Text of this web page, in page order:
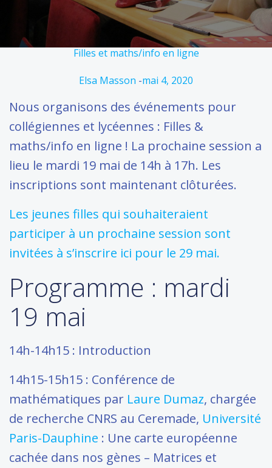
Filles et maths/info en ligne
Elsa Masson -mai 4, 2020
Nous organisons des événements pour
collégiennes et lycéennes : Filles &
maths/info en ligne ! La prochaine session a
lieu le mardi 19 mai de 14h à 17h. Les
inscriptions sont maintenant clôturées.
Les jeunes filles qui souhaiteraient
participer à un prochaine session sont
invitées à s’inscrire ici pour le 29 mai.
Programme : mardi
19 mai
14h-14h15 : Introduction
14h15-15h15 : Conférence de
mathématiques par Laure Dumaz, chargée
de recherche CNRS au Ceremade, Université
Paris-Dauphine : Une carte européenne
cachée dans nos gènes – Matrices et